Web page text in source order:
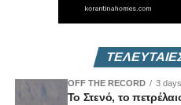
OFF THE RECORD 3
Το Στενό, το